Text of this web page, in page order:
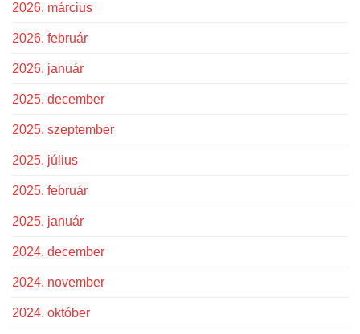
2026. március
2026. február
2026. január
2025. december
2025. szeptember
2025. július
2025. február
2025. január
2024. december
2024. november
2024. október